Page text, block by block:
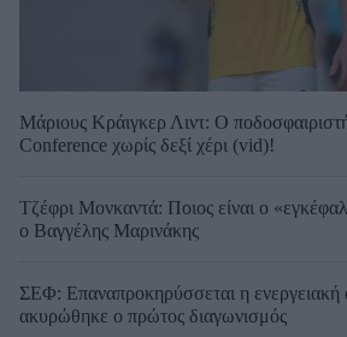
Μάριους Κράιγκερ Λιντ: Ο
Conference χωρίς δεξί χέρι (vid)!
Τζέφρι Μονκαντά: Ποιος είναι ο
ο Βαγγέλης Μαρινάκης
ΣΕΦ: Επαναπροκηρύσσεται η ενεργειακή
ακυρώθηκε ο πρώτος διαγωνισμός